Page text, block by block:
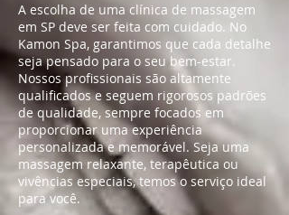
A escolha de uma clínica de massagem
em SP deve ser feita com cuidado. No
Kamon Spa, garantimos que cada detalhe
seja pensado para o seu bem-estar.
Nossos profissionais são altamente
qualificados e seguem rigorosos padrões
de qualidade, sempre focados em
proporcionar uma experiência
personalizada e memorável. Seja uma
massagem relaxante, terapêutica ou
vivências especiais, temos o serviço ideal
para você.